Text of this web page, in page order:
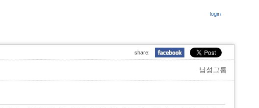
login
share:
남성그룹